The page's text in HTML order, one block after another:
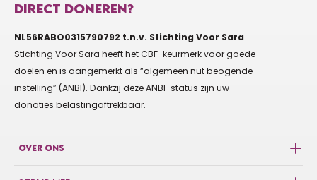
ALDERT & CLAUDIA VAN DIJK ALDERT &
CLAUDIA
CONTANT ONTVANGEN OP TERRAS CLAUDIA
DIRECT DONEREN?
NL56RABO0315790792 t.n.v. Stichting Voor Sara
Stichting Voor Sara heeft het CBF-keurmerk voor goede
doelen en is aangemerkt als “algemeen nut beogende
instelling” (ANBI). Dankzij deze ANBI-status zijn uw
donaties belastingaftrekbaar.
OVER ONS